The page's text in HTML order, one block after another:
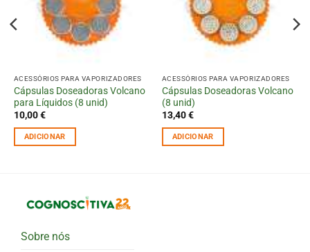
ACESSÓRIOS PARA VAPORIZADORES
Cápsulas Doseadoras Volcano
para Líquidos (8 unid)
10,00€
ADICIONAR
ACESSÓRIOS PARA VAPORIZADORES
Cápsulas Doseadoras Volcano
(8 unid)
13,40€
ADICIONAR
Sobre nós